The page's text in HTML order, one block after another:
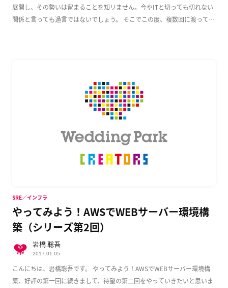
展開し、その勢いは留まることを知リません。今やITと切っても切れない
関係と言っても過言ではないでしょう。 そこでこの度、複数回に渡って
やってみよう！AWSでWEBサーバー環境構
築（シリーズ第2回）
こんにちは、岩橋聡吾です。 やってみよう！AWSでWEBサーバー環境構
築、好評の第一回に続きまして、待望の第二回をやっていきたいと思いま
SRE／インフラ
岩橋 聡吾
2017.01.05